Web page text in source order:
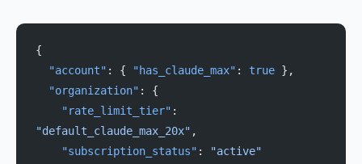
{
  "account"
: { "has_claude_max" : true },
  "organization"
: {
    "rate_limit_tier"
"default_claude_max_20x" ,
    "subscription_status"
:
"active"